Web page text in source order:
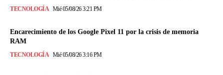
TECNOLOGÍA Mié 05/08/26 3:21 PM
Encarecimiento de los Google Pixel 11 por la crisis de memoria
RAM
TECNOLOGÍA Mié 05/08/26 3:16 PM